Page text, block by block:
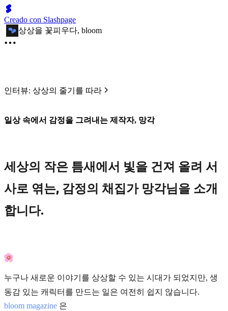
Creado con Slashpage
상상을 꽃피우다, bloom
인터뷰: 상상의 줄기를 따라
일상 속에서 감정을 그려내는 제작자, 망각
세상의 작은 틈새에서 빛을 건져 올려 서
사로 엮는, 감정의 채집가 망각님을 소개
합니다.
누구나 새로운 이야기를 상상할 수 있는 시대가 되었지만, 생
동감 있는 캐릭터를 만드는 일은 여전히 쉽지 않습니다.
bloom magazine 은